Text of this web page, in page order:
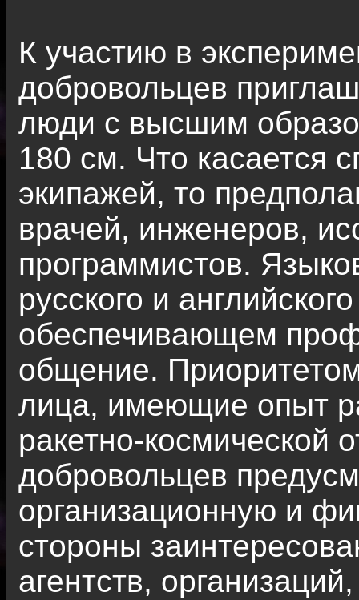
К участию в
добровольцев
люди с высшим
180 см. Что касается
экипажей, то
врачей, инженеров,
программистов.
русского и
обеспечивающем
общение.
лица, имеющие опыт
ракетно-космической
добровольцев
организационную и
стороны
агентств,